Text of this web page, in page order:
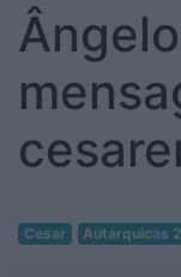
Cesar Autárquicas